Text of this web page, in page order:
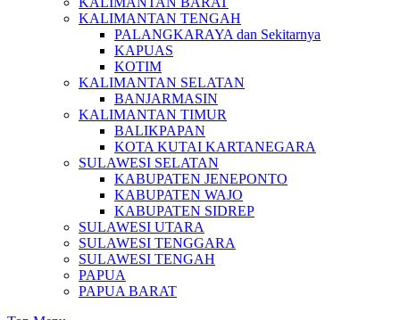
KALIMANTAN TENGAH
PALANGKARAYA dan Sekitarnya
KAPUAS
KOTIM
KALIMANTAN SELATAN
BANJARMASIN
KALIMANTAN TIMUR
BALIKPAPAN
KOTA KUTAI KARTANEGARA
SULAWESI SELATAN
KABUPATEN JENEPONTO
KABUPATEN WAJO
KABUPATEN SIDREP
SULAWESI UTARA
SULAWESI TENGGARA
SULAWESI TENGAH
PAPUA
PAPUA BARAT